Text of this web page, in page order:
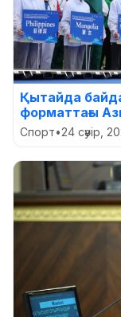
Қытайда
форматтағы
Спорт•24 сәуір,